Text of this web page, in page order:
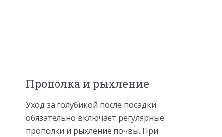
Прополка и рыхление
Уход за голубикой после посадки
обязательно включает регулярные
прополки и рыхление почвы. При